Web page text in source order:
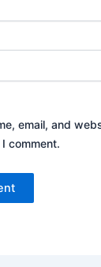
email, and
comment.